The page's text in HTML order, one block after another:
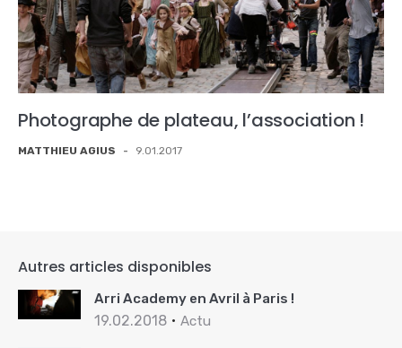
Photographe de plateau, l’association !
MATTHIEU AGIUS - 9.01.2017
Autres articles disponibles
Arri Academy en Avril à Paris !
19.02.2018 Actu